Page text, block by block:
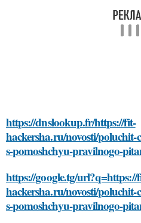
https://dnslookup.fr/https://fit-
hackersha.ru/novosti/
s-pomoshchyu-pravilnogo-
https://google.tg/url?q=https://
hackersha.ru/novosti/
s-pomoshchyu-pravilnogo-